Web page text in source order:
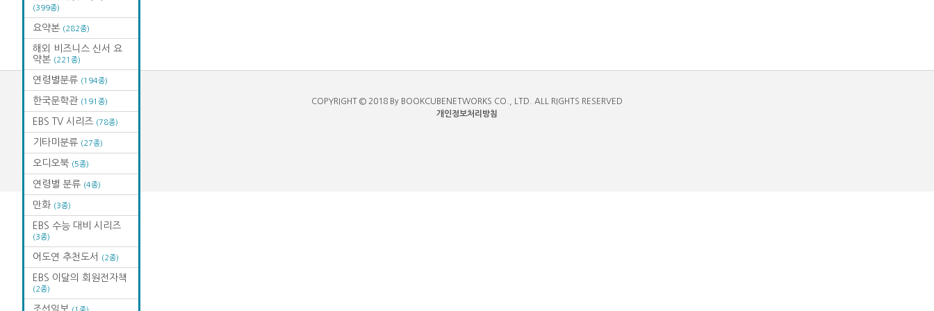
(399종)
요약본 (282종)
해외 비즈니스 신서 요
약본 (221종)
연령별분류 (194종)
한국문학관 (191종)
EBS TV 시리즈 (78종)
기타미분류 (27종)
오디오북 (5종)
연령별 분류 (4종)
만화 (3종)
EBS 수능 대비 시리즈
(3종)
어도연 추천도서 (2종)
EBS 이달의 회원전자책
(2종)
조선일보
COPYRIGHT © 2018 By BOOKCUBENETWORKS CO., LTD. ALL RIGHTS RESERVED
개인정보처리방침